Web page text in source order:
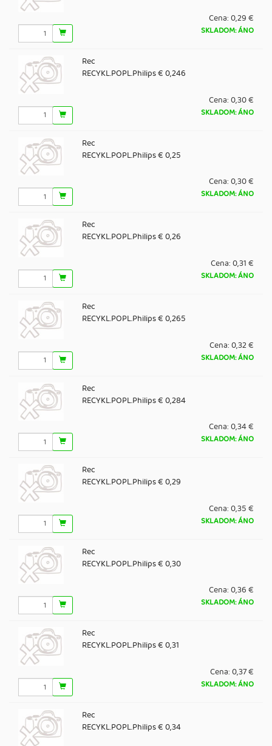
Cena:0,29 €
SKLADOM: ÁNO
Rec
RECYKL.POPL.Philips € 0,246
Cena:0,30 €
SKLADOM: ÁNO
Rec
RECYKL.POPL.Philips € 0,25
Cena:0,30 €
SKLADOM: ÁNO
Rec
RECYKL.POPL.Philips € 0,26
Cena:0,31 €
SKLADOM: ÁNO
Rec
RECYKL.POPL.Philips € 0,265
Cena:0,32 €
SKLADOM: ÁNO
Rec
RECYKL.POPL.Philips € 0,284
Cena:0,34 €
SKLADOM: ÁNO
Rec
RECYKL.POPL.Philips € 0,29
Cena:0,35 €
SKLADOM: ÁNO
Rec
RECYKL.POPL.Philips € 0,30
Cena:0,36 €
SKLADOM: ÁNO
Rec
RECYKL.POPL.Philips € 0,31
Cena:0,37 €
SKLADOM: ÁNO
Rec
RECYKL.POPL.Philips € 0,34